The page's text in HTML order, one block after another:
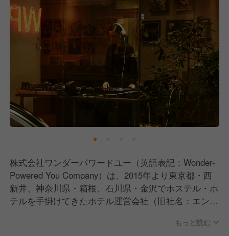
株式会社ワンダーパワードユー（英語表記：Wonder-
Powered You Company）は、2015年より東京都・西
新井、神奈川県・箱根、石川県・金沢でホステル・ホ
テルを手掛けてきたホテル運営会社（旧社名：エンブ
もっと読む